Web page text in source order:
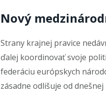
Nový
Strany krajnej pravice
ďalej koordinovať svoje
federáciu európskych
zásadne odlišuje od